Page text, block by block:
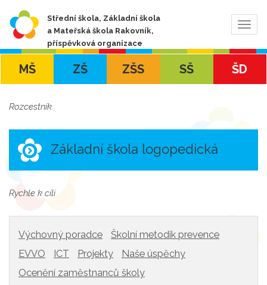
Střední škola, Základní škola
a Mateřská škola Rakovník,
příspěvková organizace
MŠ ZŠ ZŠS SŠ ŠD
Rozcestník
Základní škola logopedická
Rychle k cíli
Výchovný poradce
Školní metodik prevence
EVVO
ICT Projekty
Naše úspěchy
Ocenění zaměstnanců školy